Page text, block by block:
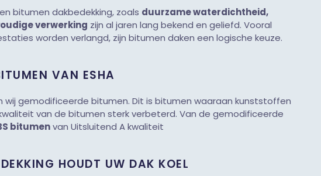
bitumen dakbedekking, zoals duurzame waterdichtheid,
verwerking zijn al jaren lang bekend en geliefd. Vooral
worden verlangd, zijn bitumen daken een logische keuze.
VAN ESHA
wij gemodificeerde bitumen. Dit is bitumen waaraan kunststoffen
van de bitumen sterk verbeterd. Van de gemodificeerde
bitumenvan Uitsluitend A kwaliteit
HOUDT UW DAK KOEL